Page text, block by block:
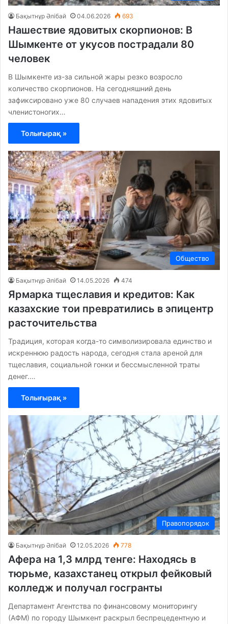
Бақытнұр Әлібай 04.06.2026 693
Нашествие ядовитых скорпионов: В
Шымкенте от укусов пострадали 80
человек
В Шымкенте из-за сильной жары резко возросло
количество скорпионов. На сегодняшний день
зафиксировано уже 80 случаев нападения этих ядовитых
членистоногих…
Толығырақ »
Общество
Бақытнұр Әлібай 14.05.2026 474
Ярмарка тщеславия и кредитов: Как
казахские тои превратились в эпицентр
расточительства
Традиция, которая когда-то символизировала единство и
искреннюю радость народа, сегодня стала ареной для
тщеславия, социальной гонки и бессмысленной траты
денег.…
Толығырақ »
Правопорядок
Бақытнұр Әлібай 12.05.2026 778
Афера на 1,3 млрд тенге: Находясь в
тюрьме, казахстанец открыл фейковый
колледж и получал госгранты
Департамент Агентства по финансовому мониторингу
(АФМ) по городу Шымкент раскрыл беспрецедентную и